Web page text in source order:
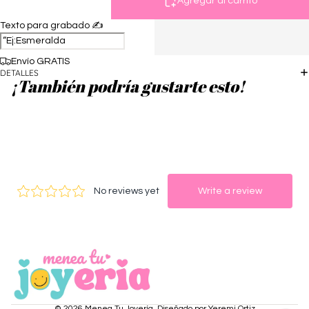
Texto para grabado ✍️
Envío GRATIS
DETALLES
¡También podría gustarte esto!